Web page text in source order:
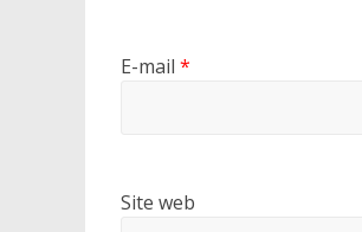
E-mail *
Site web